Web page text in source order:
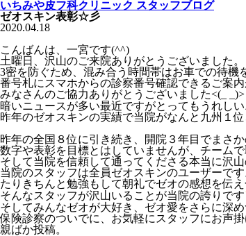
いちみや皮フ科クリニック スタッフブログ
ゼオスキン表彰☆彡
2020.04.18
こんばんは、一宮です(^^)
土曜日、沢山のご来院ありがとうございました。
3密を防ぐため、混み合う時間帯はお車での待機
番号札にスマホからの診察番号確認できるご案
みなさんのご協力ありがとうございました<(_ _)>
暗いニュースが多い最近ですがとってもうれし
昨年のゼオスキンの実績で当院がなんと九州１
昨年の全国８位に引き続き、開院３年目でまさか
数字や表彰を目標とはしていませんが、チーム
そして当院を信頼して通ってくださる本当に沢
当院のスタッフは全員ゼオスキンのユーザーで
たりきちんと勉強もして朝礼でゼオの感想を伝
そんなスタッフが沢山いることが当院の誇りです
そしてみんなゼオが大好き、ゼオ愛をさらに深
保険診察のついでに、お気軽にスタッフにお声
親ばか投稿。